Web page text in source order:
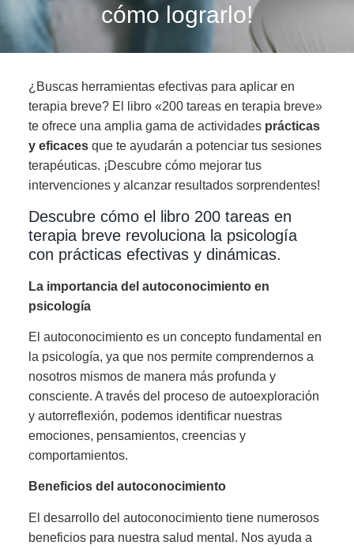
cómo lograrlo!
¿Buscas herramientas efectivas para aplicar en
terapia breve? El libro «200 tareas en terapia breve»
te ofrece una amplia gama de actividades prácticas
y eficacesque te ayudarán a potenciar tus sesiones
terapéuticas. ¡Descubre cómo mejorar tus
intervenciones y alcanzar resultados sorprendentes!
Descubre cómo el libro 200 tareas en
terapia breve revoluciona la psicología
con prácticas efectivas y dinámicas.
La importancia del autoconocimiento en
psicología
El autoconocimiento es un concepto fundamental en
la psicología, ya que nos permite comprendernos a
nosotros mismos de manera más profunda y
consciente. A través del proceso de autoexploración
y autorreflexión, podemos identificar nuestras
emociones, pensamientos, creencias y
comportamientos.
Beneficios del autoconocimiento
El desarrollo del autoconocimiento tiene numerosos
beneficios para nuestra salud mental. Nos ayuda a